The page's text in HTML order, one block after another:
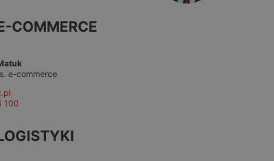
COMMERCE
e-commerce
100